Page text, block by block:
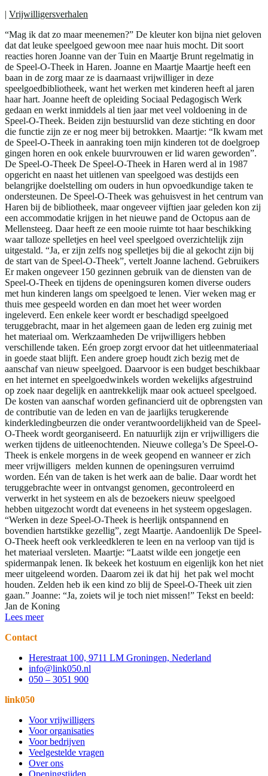
| Vrijwilligersverhalen
“Mag ik dat zo maar meenemen?” De kleuter kon bijna niet geloven
dat dat leuke speelgoed gewoon mee naar huis mocht. Dit soort
reacties horen Joanne van der Tuin en Maartje Brunt regelmatig in
de Speel-O-Theek in Haren. Joanne en Maartje Maartje heeft een
baan in de zorg maar ze is daarnaast vrijwilliger in deze
speelgoedbibliotheek, want het werken met kinderen heeft al jaren
haar hart. Joanne heeft de opleiding Sociaal Pedagogisch Werk
gedaan en werkt inmiddels al tien jaar met veel voldoening in de
Speel-O-Theek. Beiden zijn bestuurslid van deze stichting en door
die functie zijn ze er nog meer bij betrokken. Maartje: “Ik kwam met
de Speel-O-Theek in aanraking toen mijn kinderen tot de doelgroep
gingen horen en ook enkele buurvrouwen er lid waren geworden”.
De Speel-O-Theek De Speel-O-Theek in Haren werd al in 1987
opgericht en naast het uitlenen van speelgoed was destijds een
belangrijke doelstelling om ouders in hun opvoedkundige taken te
ondersteunen. De Speel-O-Theek was gehuisvest in het centrum van
Haren bij de bibliotheek, maar ongeveer vijftien jaar geleden kon zij
een accommodatie krijgen in het nieuwe pand de Octopus aan de
Mellensteeg. Daar heeft ze een mooie ruimte tot haar beschikking
waar talloze spelletjes en heel veel speelgoed overzichtelijk zijn
uitgestald. “Ja, er zijn zelfs nog spelletjes bij die al gekocht zijn bij
de start van de Speel-O-Theek”, vertelt Joanne lachend. Gebruikers
Er maken ongeveer 150 gezinnen gebruik van de diensten van de
Speel-O-Theek en tijdens de openingsuren komen diverse ouders
met hun kinderen langs om speelgoed te lenen. Vier weken mag er
thuis mee gespeeld worden en dan moet het weer worden
ingeleverd. Een enkele keer wordt er beschadigd speelgoed
teruggebracht, maar in het algemeen gaan de leden erg zuinig met
het materiaal om. Werkzaamheden De vrijwilligers hebben
verschillende taken. Eén groep zorgt ervoor dat het uitleenmateriaal
in goede staat blijft. Een andere groep houdt zich bezig met de
aanschaf van nieuw speelgoed. Daarvoor is een budget beschikbaar
en het internet en speelgoedwinkels worden wekelijks afgestruind
op zoek naar degelijk en aantrekkelijk maar ook actueel speelgoed.
De kosten van aanschaf worden gefinancierd uit de opbrengsten van
de contributie van de leden en van de jaarlijks terugkerende
kinderkledingbeurzen die onder verantwoordelijkheid van de Speel-
O-Theek wordt georganiseerd. En natuurlijk zijn er vrijwilligers die
werken tijdens de uitleenochtenden. Nieuwe collega’s De Speel-O-
Theek is enkele morgens in de week geopend en wanneer er zich
meer vrijwilligers melden kunnen de openingsuren verruimd
worden. Eén van de taken is het werk aan de balie. Daar wordt het
teruggebrachte weer in ontvangst genomen, gecontroleerd en
verwerkt in het systeem en als de bezoekers nieuw speelgoed
hebben uitgezocht wordt dat eveneens in het systeem opgeslagen.
“Werken in deze Speel-O-Theek is heerlijk ontspannend en
bovendien hartstikke gezellig”, zegt Maartje. Aandoenlijk De Speel-
O-Theek heeft ook verkleedkleren te leen en na verloop van tijd is
het materiaal versleten. Maartje: “Laatst wilde een jongetje een
spidermanpak lenen. Ik bekeek het kostuum en eigenlijk kon het niet
meer uitgeleend worden. Daarom zei ik dat hij het pak wel mocht
houden. Zelden heb ik een kind zo blij de Speel-O-Theek uit zien
gaan.” Joanne: “Ja, zoiets wil je toch niet missen!” Tekst en beeld:
Jan de Koning
Lees meer
Contact
Herestraat 100, 9711 LM Groningen, Nederland
info@link050.nl
050 – 3051 900
link050
Voor vrijwilligers
Voor organisaties
Voor bedrijven
Veelgestelde vragen
Over ons